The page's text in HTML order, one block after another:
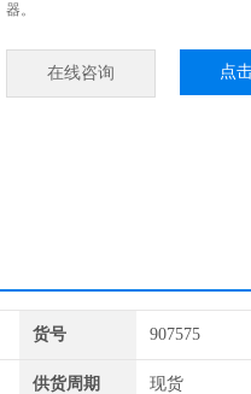
器。
在线咨询 点
货号 907575
供货周期 现货